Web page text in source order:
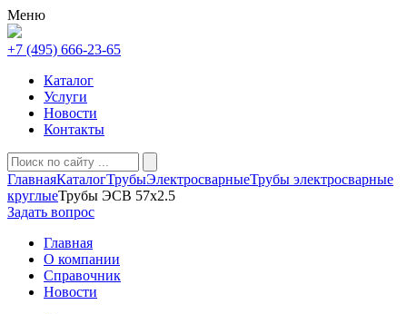
Меню
+7 (495) 666-23-65
Каталог
Услуги
Новости
Контакты
ГлавнаяКаталогТрубыЭлектросварныеТрубы электросварные
круглыеТрубы ЭСВ 57х2.5
Задать вопрос
Главная
О компании
Справочник
Новости